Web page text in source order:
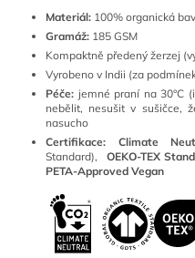
Materiál: 100% organická
Gramáž: 185 GSM
Kompaktně předený žerzej
Vyrobeno v Indii (za
Péče: jemné praní na 30°C
nebělit, nesušit v sušičce,
nasucho
Certifikace: Climate
Standard),
OEKO-TEX
PETA-Approved Vegan